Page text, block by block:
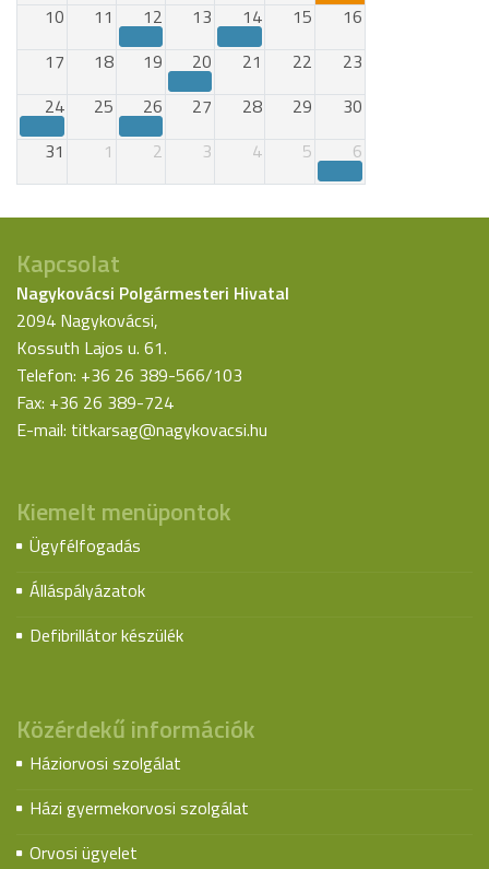
10 11 12 13 14 15
16
17
18 19 20 21 22
23
24
25 26 27 28 29
30
31
1 2 3 4 5 6
Kapcsolat
Nagykovácsi Polgármesteri Hivatal
2094 Nagykovácsi,
Kossuth Lajos u. 61.
Telefon: +36 26 389-566/103
Fax: +36 26 389-724
E-mail: titkarsag@nagykovacsi.hu
Kiemelt menüpontok
Ügyfélfogadás
Álláspályázatok
Defibrillátor készülék
Közérdekű információk
Háziorvosi szolgálat
Házi gyermekorvosi szolgálat
Orvosi ügyelet